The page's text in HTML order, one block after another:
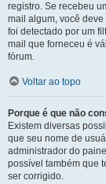
registro. Se recebeu
mail algum, você
foi detectado por um
mail que forneceu é
fórum.
Voltar ao topo
Porque é que não
Existem diversas
que seu nome de
administrador do
possível também que
ser corrigido.